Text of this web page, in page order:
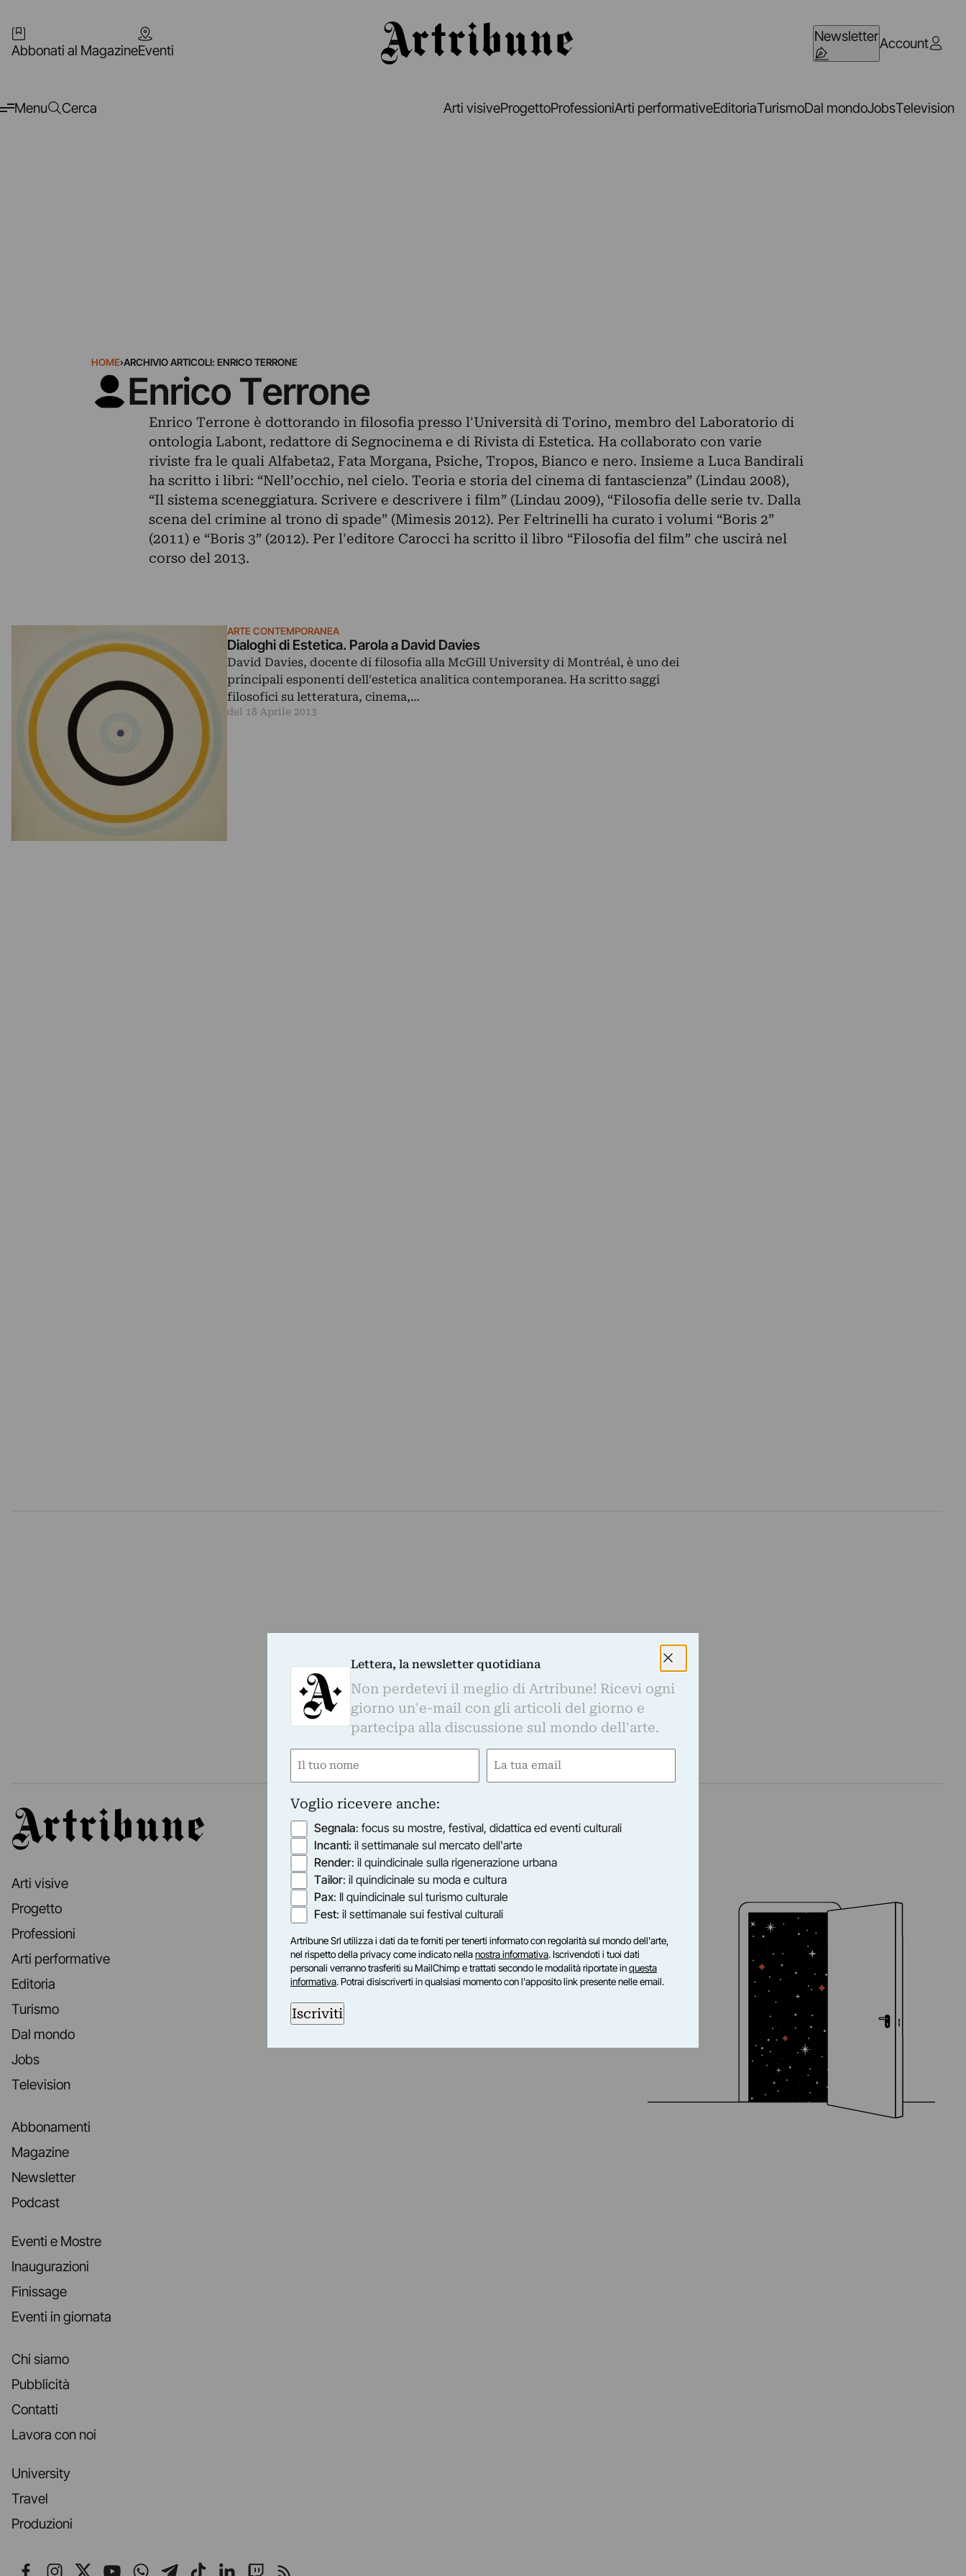
Abbonati al MagazineEventi
NewsletterAccount
Menu Cerca Arti visiveProgettoProfessioniArti performativeEditoriaTurismoDal mondoJobsTelevision
HOME›ARCHIVIO ARTICOLI: ENRICO TERRONE
Enrico Terrone
Enrico Terrone è dottorando in filosofia presso l'Università di Torino, membro del Laboratorio di
ontologia Labont, redattore di Segnocinema e di Rivista di Estetica. Ha collaborato con varie
riviste fra le quali Alfabeta2, Fata Morgana, Psiche, Tropos, Bianco e nero. Insieme a Luca Bandirali
ha scritto i libri: “Nell’occhio, nel cielo. Teoria e storia del cinema di fantascienza” (Lindau 2008),
“Il sistema sceneggiatura. Scrivere e descrivere i film” (Lindau 2009), “Filosofia delle serie tv. Dalla
scena del crimine al trono di spade” (Mimesis 2012). Per Feltrinelli ha curato i volumi “Boris 2”
(2011) e “Boris 3” (2012). Per l'editore Carocci ha scritto il libro “Filosofia del film” che uscirà nel
corso del 2013.
ARTE CONTEMPORANEA
Dialoghi di Estetica. Parola a David Davies
David Davies, docente di filosofia alla McGill University di Montréal, è uno dei
principali esponenti dell'estetica analitica contemporanea. Ha scritto saggi
filosofici su letteratura, cinema,…
del 18 Aprile 2013
Artribune
Arti visive
Progetto
Professioni
Arti performative
Editoria
Turismo
Dal mondo
Jobs
Television
Abbonamenti
Magazine
Newsletter
Podcast
Eventi e Mostre
Inaugurazioni
Finissage
Eventi in giornata
Chi siamo
Pubblicità
Contatti
Lavora con noi
University
Travel
Produzioni
Seguici su Facebook
Seguici su Instagram
Seguici su X
Seguici su YouTube
Seguici su WhatsApp
Seguici su Telegram
Seguici su TikTok
Seguici su LinkedIn
Seguici su Twitch
Seguici su Rss
Lettera, la newsletter quotidiana
Non perdetevi il meglio di Artribune! Ricevi ogni
giorno un'e-mail con gli articoli del giorno e
partecipa alla discussione sul mondo dell'arte.
Nome
Email
Voglio ricevere anche:
Segnala: focus su mostre, festival, didattica ed eventi culturali
Incanti: il settimanale sul mercato dell'arte
Render: il quindicinale sulla rigenerazione urbana
Tailor: il quindicinale su moda e cultura
Pax: Il quindicinale sul turismo culturale
Fest: il settimanale sui festival culturali
Artribune Srl utilizza i dati da te forniti per tenerti informato con regolarità sul mondo dell'arte,
nel rispetto della privacy come indicato nellanostra informativa. Iscrivendoti i tuoi dati
personali verranno trasferiti su MailChimp e trattati secondo le modalità riportate inquesta
informativa. Potrai disiscriverti in qualsiasi momento con l'apposito link presente nelle email.
Iscriviti